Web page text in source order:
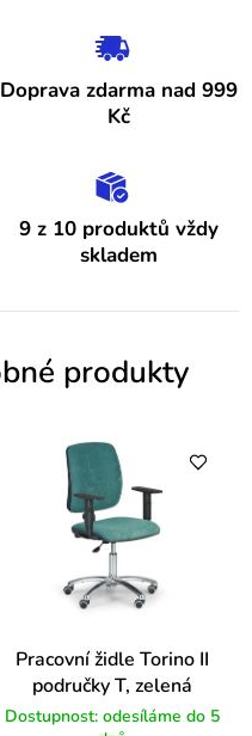
Doprava zdarma nad 999
Kč
9 z 10 produktů vždy
skladem
produkty
Pracovní židle Torino II
područky T, zelená
Dostupnost: odesíláme do 5